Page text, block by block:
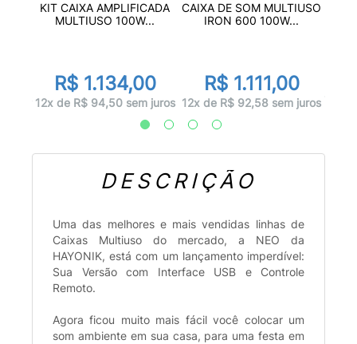
KIT CAIXA AMPLIFICADA
MULTIUSO 100W...
R$ 1.134,00
12x de R$ 94,50 sem juros
CAIXA DE SOM MULTIUSO
IRON 600 100W...
R$ 1.111,00
12x de R$ 92,58 sem juros
DESCRIÇÃO
Uma das melhores e mais vendidas linhas de
Caixas Multiuso do mercado, a NEO da
HAYONIK, está com um lançamento imperdível:
Sua Versão com Interface USB e Controle
Remoto.
Agora ficou muito mais fácil você colocar um
som ambiente em sua casa, para uma festa em